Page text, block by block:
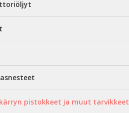
pistokkeet ja muut tarvikkeet